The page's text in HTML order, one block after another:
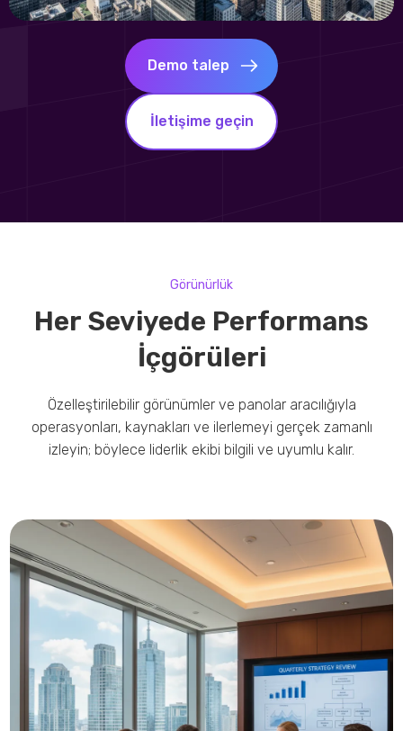
Demo talep
İletişime geçin
Görünürlük
Her Seviyede Performans
İçgörüleri
Özelleştirilebilir görünümler ve panolar aracılığıyla
operasyonları, kaynakları ve ilerlemeyi gerçek zamanlı
izleyin; böylece liderlik ekibi bilgili ve uyumlu kalır.